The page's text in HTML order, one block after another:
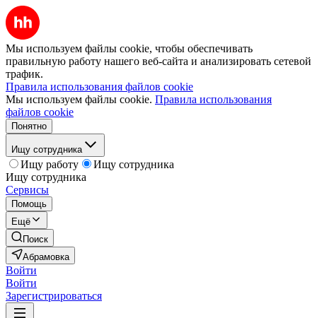
Мы используем файлы cookie, чтобы обеспечивать
правильную работу нашего веб-сайта и анализировать сетевой
трафик.
Правила использования файлов cookie
Мы используем файлы cookie. Правила использования
файлов cookie
Понятно
Ищу сотрудника
Ищу работу
Ищу сотрудника
Ищу сотрудника
Сервисы
Помощь
Ещё
Поиск
Абрамовка
Войти
Войти
Зарегистрироваться